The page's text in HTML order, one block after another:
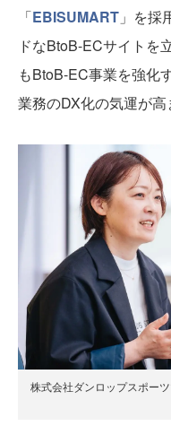
「EBISUMART 」を採
ドなBtoB-ECサイトを
もBtoB-EC事業を強化
業務のDX化の気運が高
株式会社ダンロップスポー